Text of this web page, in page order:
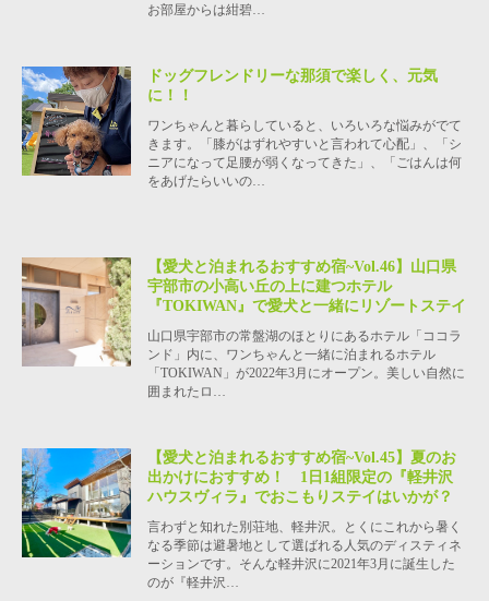
お部屋からは紺碧…
ドッグフレンドリーな那須で楽しく、元気
に！！
ワンちゃんと暮らしていると、いろいろな悩みがでて
きます。「膝がはずれやすいと言われて心配」、「シ
ニアになって足腰が弱くなってきた」、「ごはんは何
をあげたらいいの…
【愛犬と泊まれるおすすめ宿~Vol.46】山口県
宇部市の小高い丘の上に建つホテル
『TOKIWAN』で愛犬と一緒にリゾートステイ
山口県宇部市の常盤湖のほとりにあるホテル「ココラ
ンド」内に、ワンちゃんと一緒に泊まれるホテル
「TOKIWAN」が2022年3月にオープン。美しい自然に
囲まれたロ…
【愛犬と泊まれるおすすめ宿~Vol.45】夏のお
出かけにおすすめ！ 1日1組限定の『軽井沢
ハウスヴィラ』でおこもりステイはいかが？
言わずと知れた別荘地、軽井沢。とくにこれから暑く
なる季節は避暑地として選ばれる人気のディスティネ
ーションです。そんな軽井沢に2021年3月に誕生した
のが『軽井沢…